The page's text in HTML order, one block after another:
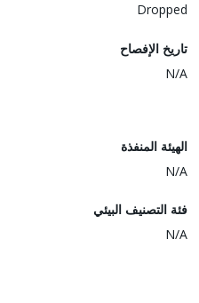
Dropped
تاريخ الإفصاح
N/A
الهيئة المنفذة
N/A
فئة التصنيف البيئي
N/A